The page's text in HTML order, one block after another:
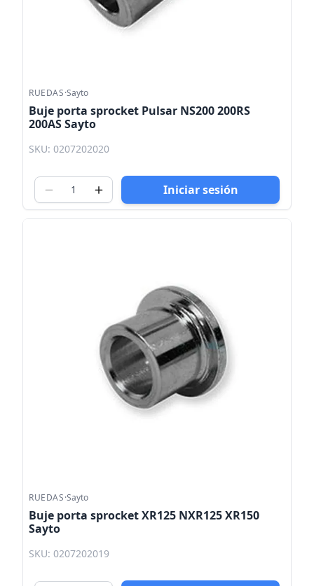
RUEDAS·Sayto
Buje porta sprocket Pulsar NS200 200RS
200AS Sayto
SKU: 0207202020
Iniciar sesión
RUEDAS·Sayto
Buje porta sprocket XR125 NXR125 XR150
Sayto
SKU: 0207202019